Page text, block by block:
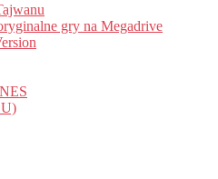
gry na Megadrive